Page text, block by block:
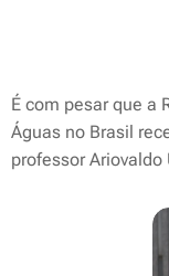
É com pesar que a
Águas no Brasil
professor